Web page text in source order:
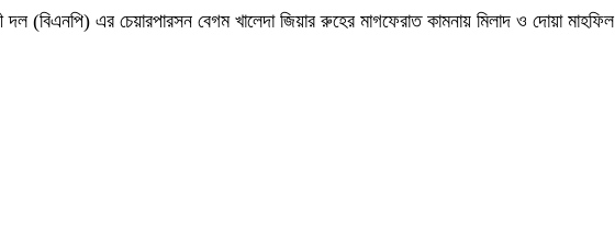
দল (বিএনপি) এর চেয়ারপারসন বেগম খালেদা জিয়ার রুহের মাগফেরাত কামনায় মিলাদ ও দোয়া মাহফিল